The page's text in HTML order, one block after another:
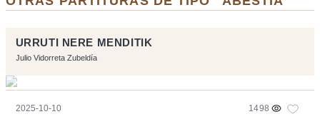
URRUTI NERE MENDITIK
Julio Vidorreta Zubeldía
2025-10-10 1498